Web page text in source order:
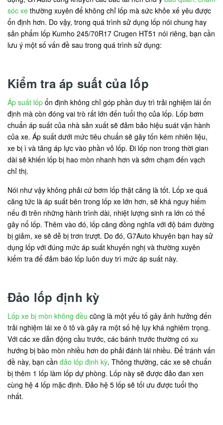
sóc xe thường xuyên để không chỉ lốp mà sức khỏe xế yêu được
ổn định hơn. Do vậy, trong quá trình sử dụng lốp nói chung hay
sản phẩm lốp Kumho 245/70R17 Crugen HT51 nói riêng, bạn cần
lưu ý một số vấn đề sau trong quá trình sử dụng:
Kiểm tra áp suất của lốp
Áp suất lốp ổn định không chỉ góp phần duy trì trải nghiệm lái ổn
định mà còn đóng vai trò rất lớn đến tuổi thọ của lốp. Lốp bơm
chuẩn áp suất của nhà sản xuất sẽ đảm bảo hiệu suát vận hành
của xe. Áp suất dưới mức tiêu chuẩn sẽ gây tốn kém nhiên liệu,
xe bị ì và tăng áp lực vào phần vỏ lốp. Đi lốp non trong thời gian
dài sẽ khiến lốp bị hao mòn nhanh hơn và sớm chạm đến vạch
chỉ thị.
Nói như vậy không phải cứ bơm lốp thật căng là tốt. Lốp xe quá
căng tức là áp suất bên trong lốp xe lớn hơn, sẽ khá nguy hiểm
nếu đi trên những hành trình dài, nhiệt lượng sinh ra lớn có thể
gây nổ lốp. Thêm vào đó, lốp căng đồng nghĩa với độ bám đường
bị giảm, xe sẽ dễ bị trơn trượt. Do đó, G7Auto khuyên bạn hay sử
dụng lốp với đúng mức áp suất khuyến nghị và thường xuyên
kiểm tra để đảm báo lốp luôn duy trì mức áp suất này.
Đảo lốp định kỳ
Lốp xe bị mòn không đều cũng là một yếu tố gây ảnh hưởng đến
trải nghiệm lái xe ô tô và gây ra một số hệ lụy khá nghiêm trọng.
Với các xe dẫn động cầu trước, các bánh trước thường có xu
hướng bị bào mòn nhiều hơn do phải đánh lái nhiều. Để tránh vấn
đề này, bạn cần đảo lốp định kỳ. Thông thường, các xe sẽ chuẩn
bị thêm 1 lốp làm lốp dự phòng. Lốp này sẽ được đảo đan xen
cùng hệ 4 lốp mặc định. Đảo hệ 5 lốp sẽ tối ưu được tuổi thọ
nhất.